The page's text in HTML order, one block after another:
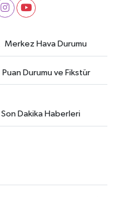
Merkez Hava Durumu
Puan Durumu ve Fikstür
Son Dakika Haberleri